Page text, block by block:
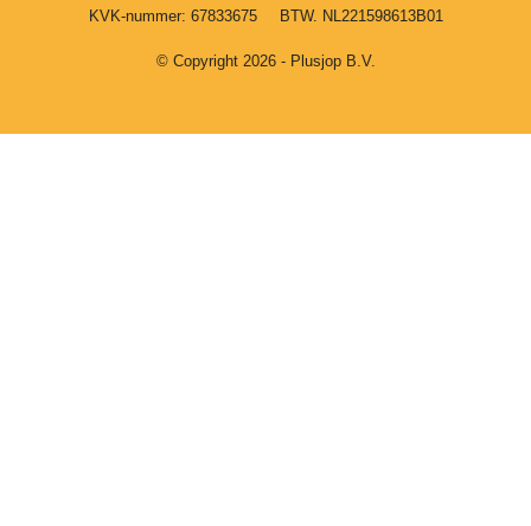
KVK-nummer: 67833675 BTW. NL221598613B01
© Copyright 2026 - Plusjop B.V.